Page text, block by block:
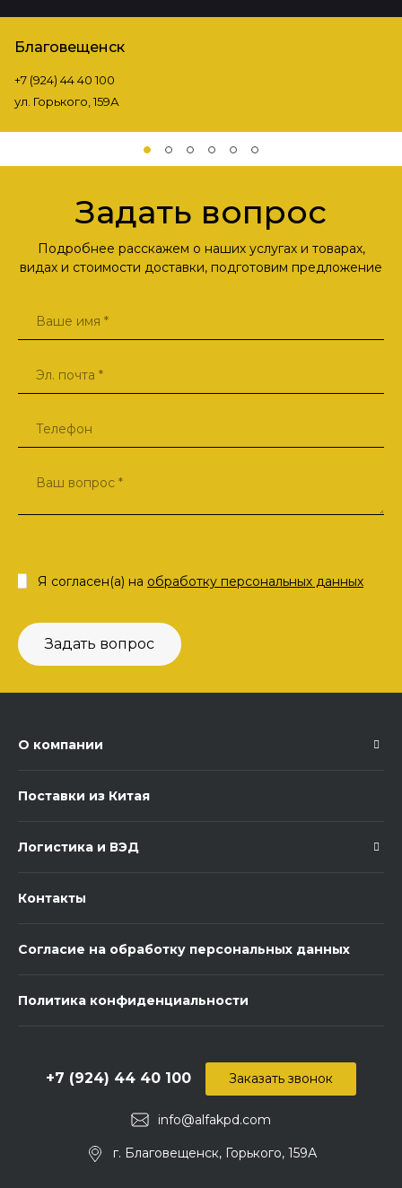
Благовещенск
+7 (924) 44 40 100
ул. Горького, 159А
Задать вопрос
Подробнее расскажем о наших услугах и товарах,
видах и стоимости доставки, подготовим предложение
Задать вопрос
Я согласен(а) на обработку персональных данных
О компании
Поставки из Китая
Логистика и ВЭД
Контакты
Согласие на обработку персональных данных
Политика конфиденциальности
info@alfakpd.com
+7 (924) 44 40 100
г. Благовещенск, Горького, 159А
Заказать звонок